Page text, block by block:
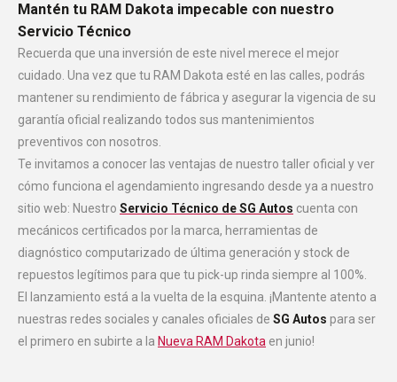
Mantén tu RAM Dakota impecable con nuestro
Servicio Técnico
Recuerda que una inversión de este nivel merece el mejor
cuidado. Una vez que tu RAM Dakota esté en las calles, podrás
mantener su rendimiento de fábrica y asegurar la vigencia de su
garantía oficial realizando todos sus mantenimientos
preventivos con nosotros.
Te invitamos a conocer las ventajas de nuestro taller oficial y ver
cómo funciona el agendamiento ingresando desde ya a nuestro
sitio web: Nuestro Servicio Técnico de SG Autos cuenta con
mecánicos certificados por la marca, herramientas de
diagnóstico computarizado de última generación y stock de
repuestos legítimos para que tu pick-up rinda siempre al 100%.
El lanzamiento está a la vuelta de la esquina. ¡Mantente atento a
nuestras redes sociales y canales oficiales de SG Autos para ser
el primero en subirte a la Nueva RAM Dakota en junio!